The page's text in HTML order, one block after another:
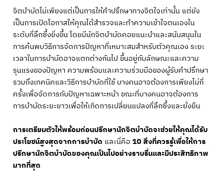
จิตบำบัดไม่เพียงแต่เป็นการให้คำปรึกษาทางจิตใจเท่านั้น แต่ยัง
เป็นการเปิดโอกาสให้คุณได้สำรวจและทำความเข้าใจตนเองใน
ระดับที่ลึกซึ้งยิ่งขึ้น โดยมีนักจิตบำบัดคอยแนะนำและสนับสนุนใน
การค้นพบวิธีการจัดการปัญหาที่เหมาะสมสำหรับตัวคุณเอง ระยะ
เวลาในการบำบัดอาจแตกต่างกันไป ขึ้นอยู่กับลักษณะและความ
รุนแรงของปัญหา ความพร้อมและความร่วมมือของผู้รับคำปรึกษา
รวมถึงเทคนิคและวิธีการบำบัดที่ใช้ บางคนอาจต้องการเพียงไม่กี่
ครั้งเพื่อจัดการกับปัญหาเฉพาะหน้า ขณะที่บางคนอาจต้องการ
การบำบัดระยะยาวเพื่อให้เกิดการเปลี่ยนแปลงที่ลึกซึ้งและยั่งยืน
การเตรียมตัวให้พร้อมก่อนปรึกษานักจิตบำบัดจะช่วยให้คุณได้รับ
ประโยชน์สูงสุดจากการบำบัด และนี่คือ10 สิ่งที่ควรรู้เพื่อให้การ
ปรึกษานักจิตบำบัดของคุณเป็นไปอย่างราบรื่นและมีประสิทธิภาพ
มากที่สุด